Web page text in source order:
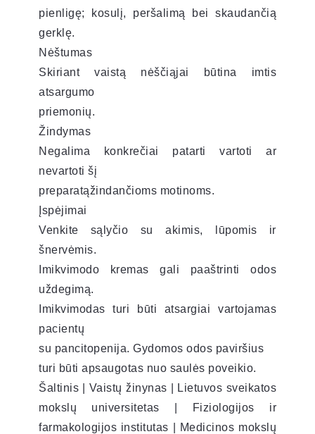
pienligę; kosulį, peršalimą bei skaudančią
gerklę.
Nėštumas
Skiriant vaistą nėščiąjai būtina imtis
atsargumo
priemonių.
Žindymas
Negalima konkrečiai patarti vartoti ar
nevartoti šį
preparatąžindančioms motinoms.
Įspėjimai
Venkite sąlyčio su akimis, lūpomis ir
šnervėmis.
Imikvimodo kremas gali paaštrinti odos
uždegimą.
Imikvimodas turi būti atsargiai vartojamas
pacientų
su pancitopenija. Gydomos odos paviršius
turi būti apsaugotas nuo saulės poveikio.
Šaltinis | Vaistų žinynas | Lietuvos sveikatos
mokslų universitetas | Fiziologijos ir
farmakologijos institutas | Medicinos mokslų